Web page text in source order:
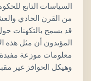
السياسات التابع
من القرن الحادي
قد يسمح بالتكهنات
المؤيدون أن مثل
معلومات موزعة مفيدة.
وهيكل الحوافز غير